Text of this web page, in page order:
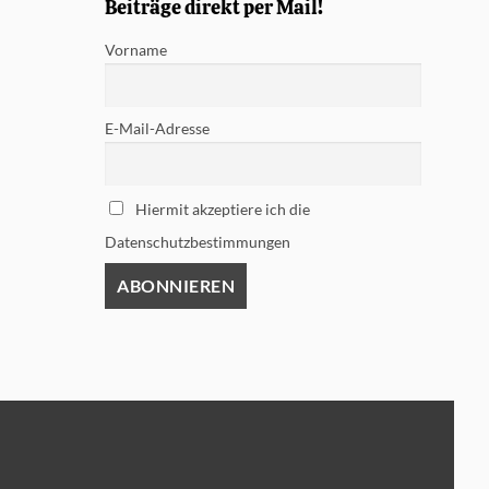
Beiträge direkt per Mail!
Vorname
E-Mail-Adresse
Hiermit akzeptiere ich die
Datenschutzbestimmungen